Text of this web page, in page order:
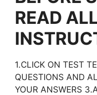
READ
1.CLICK ON TEST
QUESTIONS AND
YOUR ANSWERS